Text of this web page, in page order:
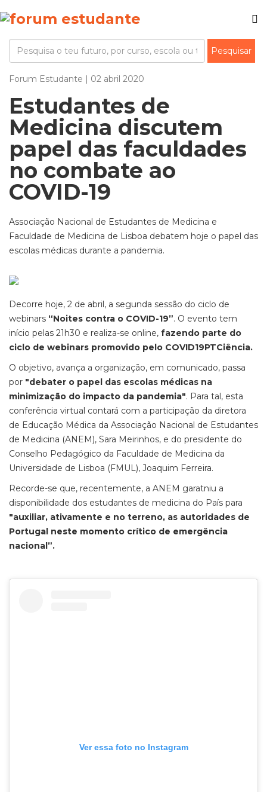
Forum Estudante | 02 abril 2020
Estudantes de
Medicina discutem
papel das faculdades
no combate ao
COVID-19
Associação Nacional de Estudantes de Medicina e
Faculdade de Medicina de Lisboa debatem hoje o papel das
escolas médicas durante a pandemia.
Decorre hoje, 2 de abril, a segunda sessão do ciclo de
webinars “Noites contra o COVID-19”. O evento tem
início pelas 21h30 e realiza-se online, fazendo parte do
ciclo de webinars promovido pelo COVID19PTCiência.
O objetivo, avança a organização, em comunicado, passa
por "debater o papel das escolas médicas na
minimização do impacto da pandemia". Para tal, esta
conferência virtual contará com a participação da diretora
de Educação Médica da Associação Nacional de Estudantes
de Medicina (ANEM), Sara Meirinhos, e do presidente do
Conselho Pedagógico da Faculdade de Medicina da
Universidade de Lisboa (FMUL), Joaquim Ferreira.
Recorde-se que, recentemente, a ANEM garatniu a
disponibilidade dos estudantes de medicina do País para
"auxiliar, ativamente e no terreno, as autoridades de
Portugal neste momento crítico de emergência
nacional”.
Ver essa foto no Instagram